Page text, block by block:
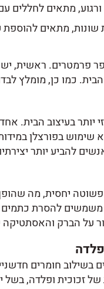
מתאים לחללים
מתאים להוספת
פרמטרים. ראשית,
כמו כן, מומלץ
יותר בעיצוב הבית.
שימוש בפורצלן
להביע יותר
פשוטה יחסית, מה
משמשים להסרת
על הברק והאסתטיקה
בשילוב חומרים
של זכוכית ופלדה,